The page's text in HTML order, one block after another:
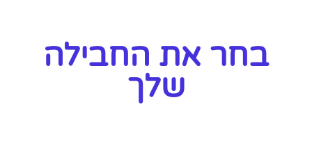
בחר את החבילה
שלך